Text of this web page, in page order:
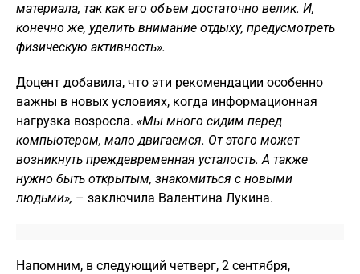
материала, так как его объем достаточно велик. И,
конечно же, уделить внимание отдыху, предусмотреть
физическую активность».
Доцент добавила, что эти рекомендации особенно
важны в новых условиях, когда информационная
нагрузка возросла. «Мы много сидим перед
компьютером, мало двигаемся. От этого может
возникнуть преждевременная усталость. А также
нужно быть открытым, знакомиться с новыми
людьми», – заключила Валентина Лукина.
Напомним, в следующий четверг, 2 сентября,